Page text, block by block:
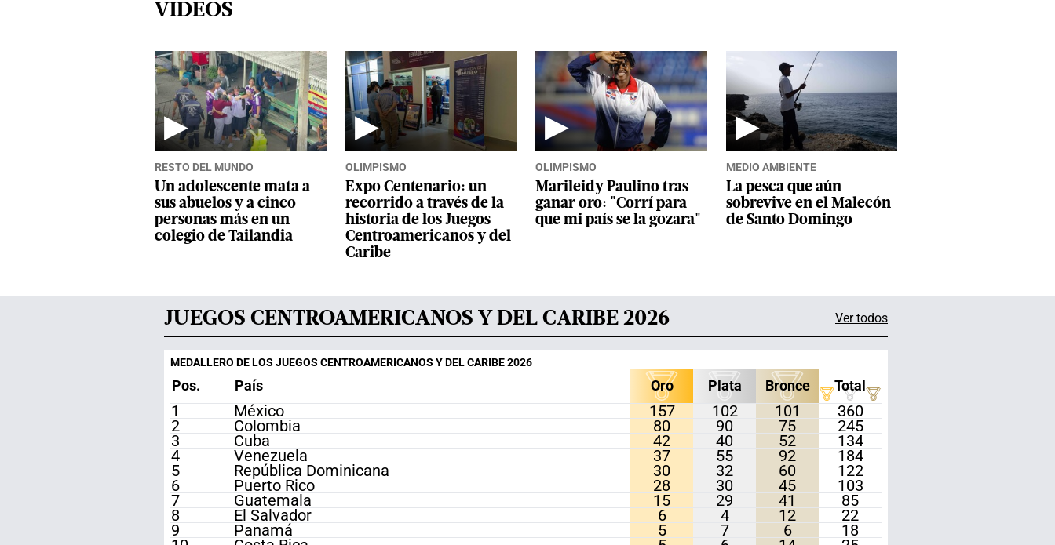
VIDEOS
▶
RESTO DEL MUNDO
Un adolescente mata a
sus abuelos y a cinco
personas más en un
colegio de Tailandia
▶
OLIMPISMO
Expo Centenario: un
recorrido a través de la
historia de los Juegos
Centroamericanos y del
Caribe
▶
OLIMPISMO
Marileidy Paulino tras
ganar oro: "Corrí para
que mi país se la gozara"
▶
MEDIO AMBIENTE
La pesca que aún
sobrevive en el Malecón
de Santo Domingo
Ver todos
JUEGOS CENTROAMERICANOS Y DEL CARIBE 2026
MEDALLERO DE LOS JUEGOS CENTROAMERICANOS Y DEL CARIBE 2026
Pos. País Oro Plata Bronce Total
1 México 157 102 101 360
2 Colombia 80 90 75 245
3 Cuba 42 40 52 134
4 Venezuela 37 55 92 184
5 República Dominicana 30 32 60 122
6 Puerto Rico 28 30 45 103
7 Guatemala 15 29 41 85
8 El Salvador 6 4 12 22
9 Panamá 5 7 6 18